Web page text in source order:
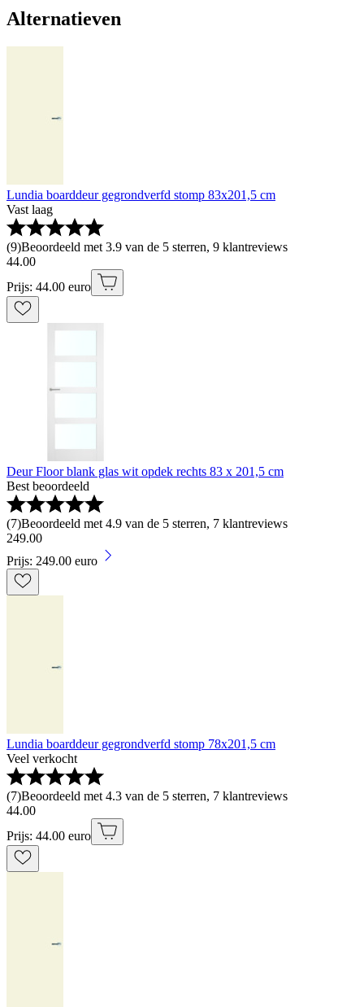
Alternatieven
Lundia boarddeur gegrondverfd stomp 83x201,5 cm
Vast laag
(9)Beoordeeld met 3.9 van de 5 sterren, 9 klantreviews
44.00
Prijs: 44.00 euro
Deur Floor blank glas wit opdek rechts 83 x 201,5 cm
Best beoordeeld
(7)Beoordeeld met 4.9 van de 5 sterren, 7 klantreviews
249.00
Prijs: 249.00 euro
Lundia boarddeur gegrondverfd stomp 78x201,5 cm
Veel verkocht
(7)Beoordeeld met 4.3 van de 5 sterren, 7 klantreviews
44.00
Prijs: 44.00 euro